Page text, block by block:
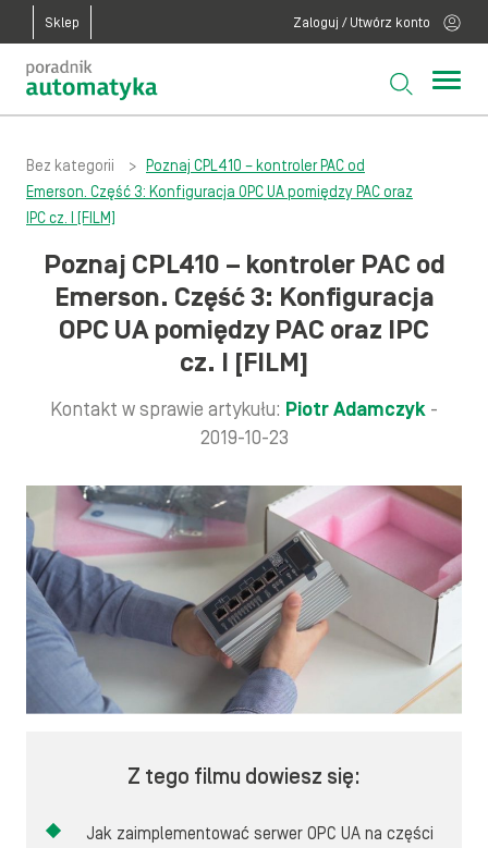
Sklep Zaloguj / Utwórz konto
Bez kategorii >
Poznaj CPL410 – kontroler PAC od
Emerson. Część 3: Konfiguracja OPC UA pomiędzy PAC oraz
IPC cz. I [FILM]
Poznaj CPL410 – kontroler PAC od
Emerson. Część 3: Konfiguracja
OPC UA pomiędzy PAC oraz IPC
cz. I [FILM]
Kontakt w sprawie artykułu: Piotr Adamczyk -
2019-10-23
Z tego filmu dowiesz się:
Jak zaimplementować serwer OPC UA na części